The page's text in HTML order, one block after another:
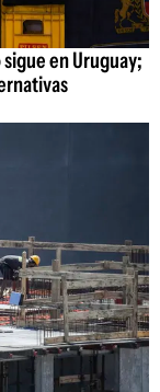
en Uruguay;